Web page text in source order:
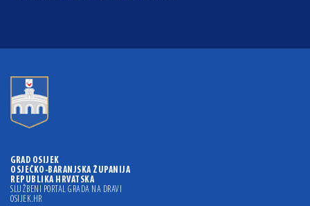
GRAD OSIJEK
OSJEČKO-BARANJSKA ŽUPANIJA
REPUBLIKA HRVATSKA
SLUŽBENI PORTAL GRADA NA DRAVI
OSIJEK.HR